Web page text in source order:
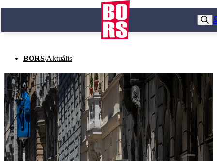
BORS/Aktuális